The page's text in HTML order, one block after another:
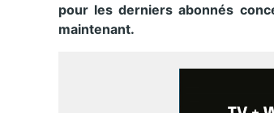
pour les derniers abonnés
maintenant.